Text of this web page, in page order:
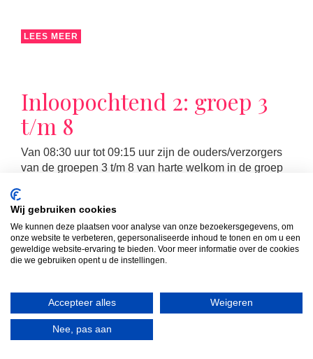
LEES MEER
Inloopochtend 2: groep 3
t/m 8
Van 08:30 uur tot 09:15 uur zijn de ouders/verzorgers
van de groepen 3 t/m 8 van harte welkom in de groep
MR-vergadering
Wij gebruiken cookies
We kunnen deze plaatsen voor analyse van onze bezoekersgegevens, om
onze website te verbeteren, gepersonaliseerde inhoud te tonen en om u een
geweldige website-ervaring te bieden. Voor meer informatie over de cookies
die we gebruiken opent u de instellingen.
Accepteer alles Weigeren
Nee, pas aan